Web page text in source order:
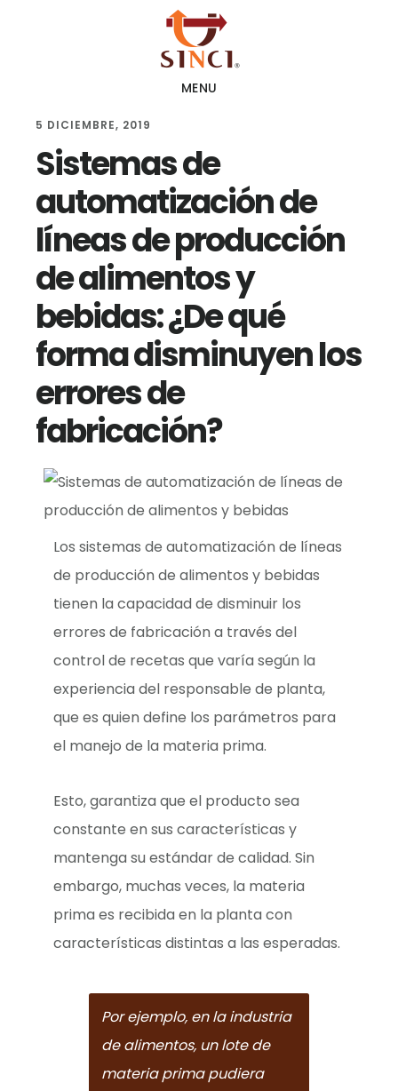
MENU
5 DICIEMBRE, 2019
Sistemas de
automatización de
líneas de producción
de alimentos y
bebidas: ¿De qué
forma disminuyen los
errores de
fabricación?
Los sistemas de automatización de líneas
de producción de alimentos y bebidas
tienen la capacidad de disminuir los
errores de fabricación a través del
control de recetas que varía según la
experiencia del responsable de planta,
que es quien define los parámetros para
el manejo de la materia prima.
Esto, garantiza que el producto sea
constante en sus características y
mantenga su estándar de calidad. Sin
embargo, muchas veces, la materia
prima es recibida en la planta con
características distintas a las esperadas.
Por ejemplo, en la industria
de alimentos, un lote de
materia prima pudiera